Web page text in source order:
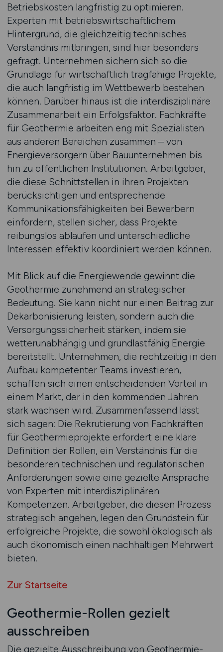
Betriebskosten langfristig zu optimieren.
Experten mit betriebswirtschaftlichem
Hintergrund, die gleichzeitig technisches
Verständnis mitbringen, sind hier besonders
gefragt. Unternehmen sichern sich so die
Grundlage für wirtschaftlich tragfähige Projekte,
die auch langfristig im Wettbewerb bestehen
können. Darüber hinaus ist die interdisziplinäre
Zusammenarbeit ein Erfolgsfaktor. Fachkräfte
für Geothermie arbeiten eng mit Spezialisten
aus anderen Bereichen zusammen – von
Energieversorgern über Bauunternehmen bis
hin zu öffentlichen Institutionen. Arbeitgeber,
die diese Schnittstellen in ihren Projekten
berücksichtigen und entsprechende
Kommunikationsfähigkeiten bei Bewerbern
einfordern, stellen sicher, dass Projekte
reibungslos ablaufen und unterschiedliche
Interessen effektiv koordiniert werden können.
Mit Blick auf die Energiewende gewinnt die
Geothermie zunehmend an strategischer
Bedeutung. Sie kann nicht nur einen Beitrag zur
Dekarbonisierung leisten, sondern auch die
Versorgungssicherheit stärken, indem sie
wetterunabhängig und grundlastfähig Energie
bereitstellt. Unternehmen, die rechtzeitig in den
Aufbau kompetenter Teams investieren,
schaffen sich einen entscheidenden Vorteil in
einem Markt, der in den kommenden Jahren
stark wachsen wird. Zusammenfassend lässt
sich sagen: Die Rekrutierung von Fachkräften
für Geothermieprojekte erfordert eine klare
Definition der Rollen, ein Verständnis für die
besonderen technischen und regulatorischen
Anforderungen sowie eine gezielte Ansprache
von Experten mit interdisziplinären
Kompetenzen. Arbeitgeber, die diesen Prozess
strategisch angehen, legen den Grundstein für
erfolgreiche Projekte, die sowohl ökologisch als
auch ökonomisch einen nachhaltigen Mehrwert
bieten.
Zur Startseite
Geothermie-Rollen gezielt
ausschreiben
Die gezielte Ausschreibung von Geothermie-